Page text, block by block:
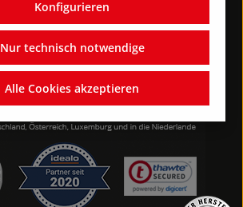
Nur technisch notwendige
Konfigurieren
Alle Cookies akzeptieren